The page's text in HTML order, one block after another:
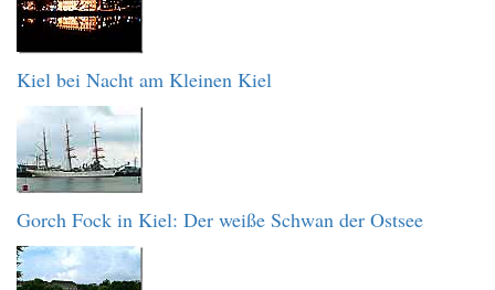
Kiel bei Nacht am Kleinen Kiel
Gorch Fock in Kiel: Der weiße Schwan der Ostsee